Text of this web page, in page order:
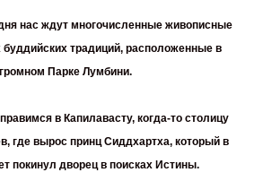
нас ждут многочисленные живописные
традиций, расположенные в
Парке Лумбини.
в Капилавасту,когда-то столицу
где вырос принц Сиддхартха, который в
покинул дворец в поисках Истины.